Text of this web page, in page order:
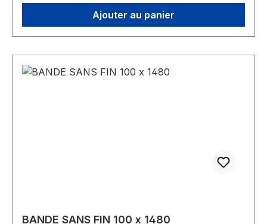
Ajouter au panier
BANDE SANS FIN 100 x 1480